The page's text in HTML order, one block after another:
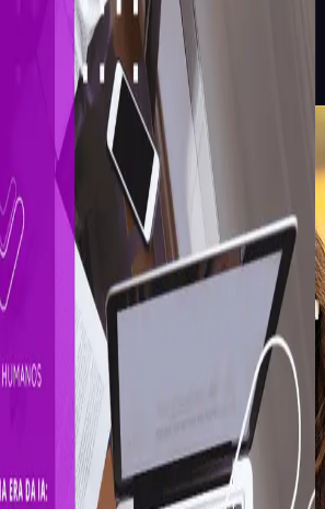
na era da IA: o valor
em público